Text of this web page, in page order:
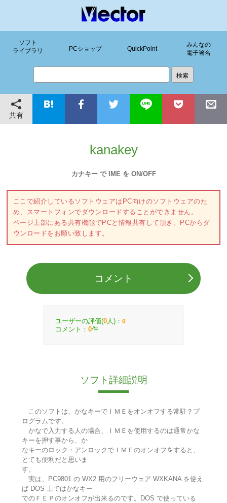
ソフト
ライブラリ
PCショップ QuickPoint
みんなの
電子署名
共有
kanakey
カナキー で IME を ON/OFF
ここで紹介しているソフトウェアはPC向けのソフトウェアのた
め、スマートフォンでダウンロードすることができません。
ページ上部にある共有機能でPCと情報共有して頂き、PCからダ
ウンロードをお願い致します。
コメント
ユーザーの評価(0 人)： 0
コメント： 0件
ソフト詳細説明
このソフトは、かなキーでＩＭＥをオンオフする常駐？プ
ログラムです。
かなで入力する人の場合、ＩＭＥを使用するのは通常かな
キーを押す事から、か
なキーのロック・アンロックでＩＭＥのオンオフをすると、
とても便利だと思いま
す。
実は、PC9801 の WX2 用のフリーウェア WXKANA を使え
ば DOS 上ではかなキー
でのＦＥＰのオンオフが出来るのです。DOS で使っている